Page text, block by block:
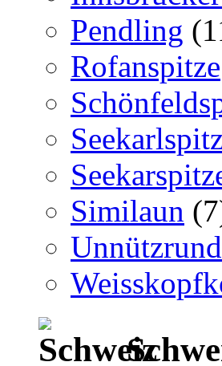
Pendling
Rofanspitze
Similaun